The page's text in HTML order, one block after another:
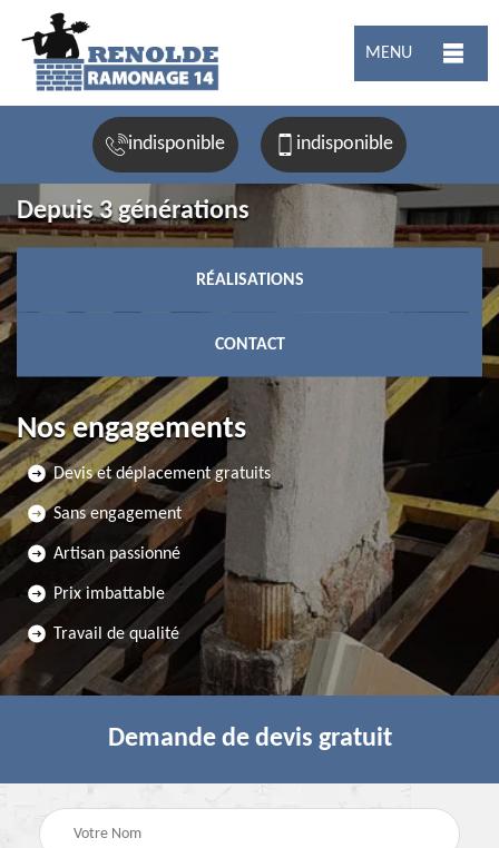
MENU
indisponible indisponible
Depuis 3 générations
RÉALISATIONS
CONTACT
Nos engagements
Devis et déplacement gratuits
Sans engagement
Artisan passionné
Prix imbattable
Travail de qualité
Demande de devis gratuit